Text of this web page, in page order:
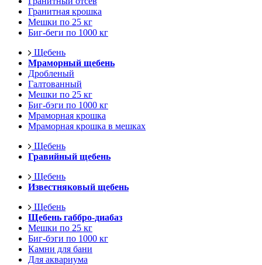
Гранитная крошка
Мешки по 25 кг
Биг-беги по 1000 кг
Щебень
Мраморный щебень
Дробленый
Галтованный
Мешки по 25 кг
Биг-бэги по 1000 кг
Мраморная крошка
Мраморная крошка в мешках
Щебень
Гравийный щебень
Щебень
Известняковый щебень
Щебень
Щебень габбро-диабаз
Мешки по 25 кг
Биг-бэги по 1000 кг
Камни для бани
Для аквариума